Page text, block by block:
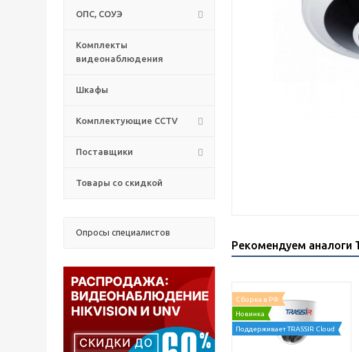
ОПС, СОУЭ
Комплекты
видеонаблюдения
Шкафы
Комплектующие CCTV
Поставщики
Товары со скидкой
Опросы специалистов
Рекомендуем аналоги
Сборка в РФ
Новинка
Поддерживает TRASSIR Cloud